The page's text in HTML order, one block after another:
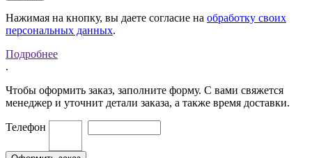
Нажимая на кнопку, вы даете согласие на обработку своих
персональных данных.
Подробнее
.
Чтобы оформить заказ, заполните форму. С вами свяжется
менеджер и уточнит детали заказа, а также время доставки.
Телефон